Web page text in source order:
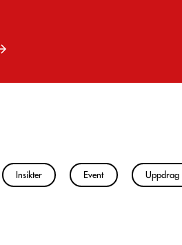
Insikter Event Uppdrag